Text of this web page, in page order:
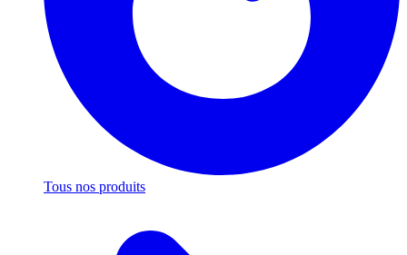
Tous nos produits